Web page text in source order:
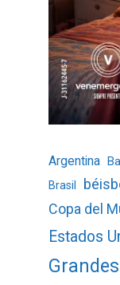
Argentina
Brasil
Copa del
Estados